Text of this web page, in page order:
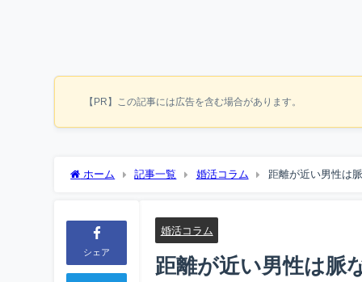
【PR】この記事には広告を含む場合があります。
ホーム 記事一覧 婚活コラム 距離が近い男性は
シェア
婚活コラム
距離が近い男性は脈